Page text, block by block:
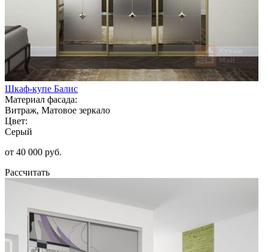
Шкаф-купе Балис
Материал фасада:
Витраж, Матовое зеркало
Цвет:
Серый
от 40 000 руб.
Рассчитать